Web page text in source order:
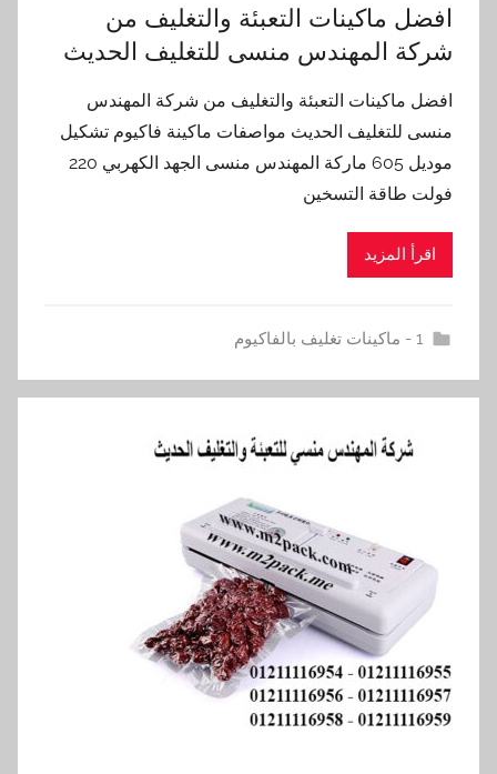
افضل ماكينات التعبئة والتغليف من
شركة المهندس منسى للتغليف الحديث
افضل ماكينات التعبئة والتغليف من شركة المهندس
منسى للتغليف الحديث مواصفات ماكينة فاكيوم تشكيل
موديل 605 ماركة المهندس منسى الجهد الكهربي 220
فولت طاقة التسخين
اقرأ المزيد
1 - ماكينات تغليف بالفاكيوم